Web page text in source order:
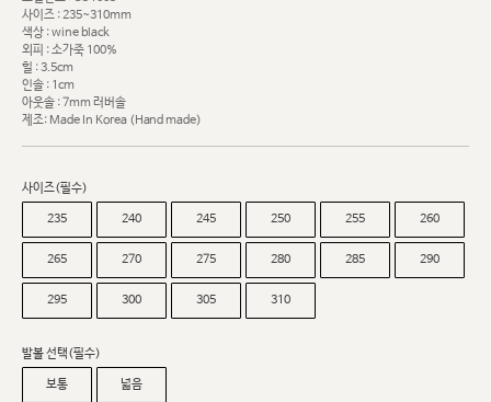
사이즈 : 235~310mm
색상 : wine black
외피 : 소가죽 100%
힐 : 3.5cm
인솔 : 1cm
아웃솔 : 7mm 러버솔
제조: Made In Korea (Hand made)
사이즈(필수)
235 240 245 250 255 260
265 270 275 280 285 290
295 300 305 310
발볼 선택(필수)
보통 넓음